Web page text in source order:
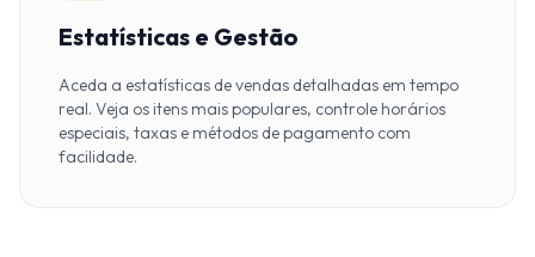
Estatísticas e Gestão
Aceda a estatísticas de vendas detalhadas em tempo
real. Veja os itens mais populares, controle horários
especiais, taxas e métodos de pagamento com
facilidade.